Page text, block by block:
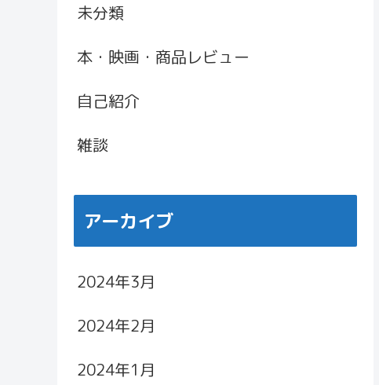
未分類
本・映画・商品レビュー
自己紹介
雑談
アーカイブ
2024年3月
2024年2月
2024年1月